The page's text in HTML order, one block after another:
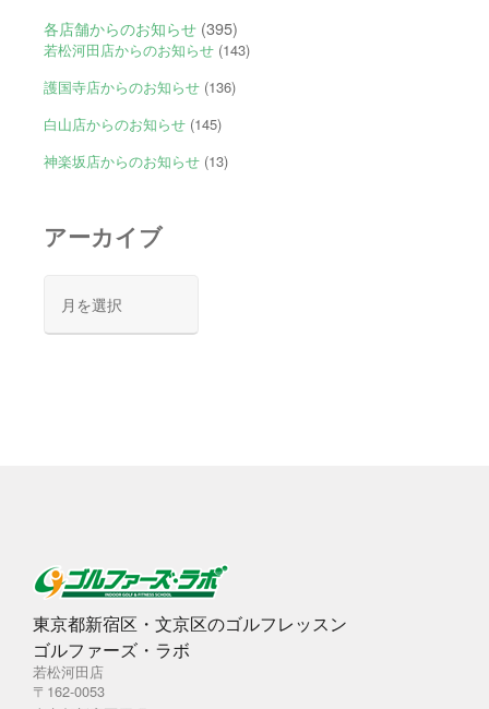
各店舗からのお知らせ(395)
若松河田店からのお知らせ(143)
護国寺店からのお知らせ(136)
白山店からのお知らせ(145)
神楽坂店からのお知らせ(13)
アーカイブ
カ
東京都新宿区・文京区のゴルフレッスン
ゴルファーズ・ラボ
若松河田店
〒162-0053